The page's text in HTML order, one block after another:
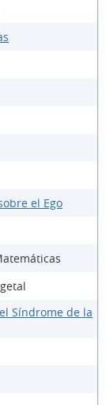
el Ego
Síndrome de la